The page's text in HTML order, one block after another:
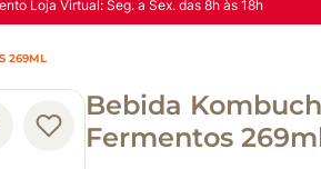
Loja Virtual: Seg. a Sex. das 8h às 18h
269ML
Bebida
Fermentos